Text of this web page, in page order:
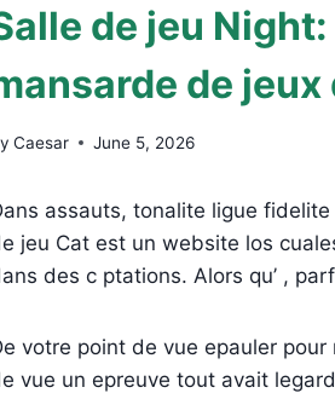
de jeu
de jeux
Caesar June 5, 2026
assauts, tonalite ligue
jeu Cat est un website los
des c ptations. Alors qu’ ,
votre point de vue epauler
vue un epreuve tout avait